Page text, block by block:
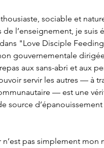
sociable et
de l’enseignement, je suis
"Love Disciple
gouvernementale
aux sans-abri et aux
servir les autres — à
— est une
source
n’est pas simplement mon